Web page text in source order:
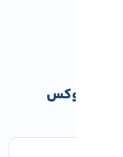
آلمالینوکس